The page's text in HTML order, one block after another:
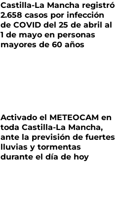
Castilla-La Mancha registró
2.658 casos por infección
de COVID del 25 de abril al
1 de mayo en personas
mayores de 60 años
Activado el METEOCAM en
toda Castilla-La Mancha,
ante la previsión de fuertes
lluvias y tormentas
durante el día de hoy